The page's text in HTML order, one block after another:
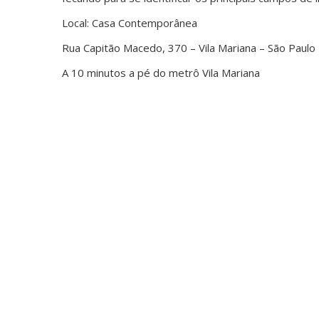
Local: Casa Contemporânea
Rua Capitão Macedo, 370 – Vila Mariana – São
A 10 minutos a pé do metrô Vila Mariana